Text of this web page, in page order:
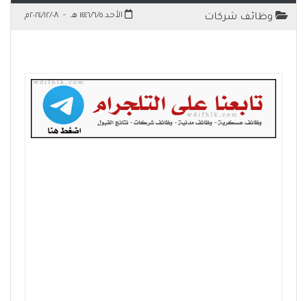
وظائف شركات الأحد ١٤٤٦/٦/٥ هـ - ٢٠٢٤/١٢/٠٨م